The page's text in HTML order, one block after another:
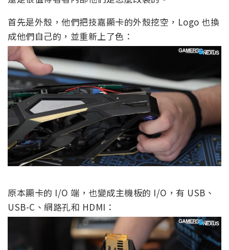
首先是外殼，他們把技嘉顯卡的外殼挖空，Logo 也換
成他們自己的，並重新上了色：
原本顯卡的 I/O 端，也變成主機板的 I/O，有 USB、
USB-C、網路孔和 HDMI：